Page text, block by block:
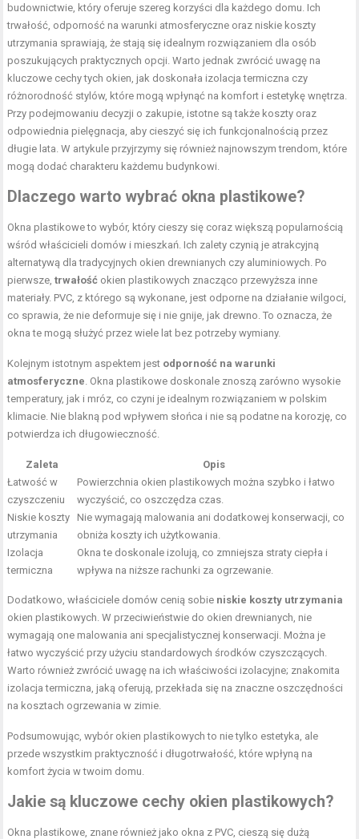
budownictwie, który oferuje szereg korzyści dla każdego domu. Ich
trwałość, odporność na warunki atmosferyczne oraz niskie koszty
utrzymania sprawiają, że stają się idealnym rozwiązaniem dla osób
poszukujących praktycznych opcji. Warto jednak zwrócić uwagę na
kluczowe cechy tych okien, jak doskonała izolacja termiczna czy
różnorodność stylów, które mogą wpłynąć na komfort i estetykę wnętrza.
Przy podejmowaniu decyzji o zakupie, istotne są także koszty oraz
odpowiednia pielęgnacja, aby cieszyć się ich funkcjonalnością przez
długie lata. W artykule przyjrzymy się również najnowszym trendom, które
mogą dodać charakteru każdemu budynkowi.
Dlaczego warto wybrać okna plastikowe?
Okna plastikowe to wybór, który cieszy się coraz większą popularnością
wśród właścicieli domów i mieszkań. Ich zalety czynią je atrakcyjną
alternatywą dla tradycyjnych okien drewnianych czy aluminiowych. Po
pierwsze,trwałość okien plastikowych znacząco przewyższa inne
materiały. PVC, z którego są wykonane, jest odporne na działanie wilgoci,
co sprawia, że nie deformuje się i nie gnije, jak drewno. To oznacza, że
okna te mogą służyć przez wiele lat bez potrzeby wymiany.
Kolejnym istotnym aspektem jest odporność na warunki
atmosferyczne . Okna plastikowe doskonale znoszą zarówno wysokie
temperatury, jak i mróz, co czyni je idealnym rozwiązaniem w polskim
klimacie. Nie blakną pod wpływem słońca i nie są podatne na korozję, co
potwierdza ich długowieczność.
Zaleta
Opis
Łatwość w
czyszczeniu
Powierzchnia okien plastikowych można szybko i łatwo
wyczyścić, co oszczędza czas.
Niskie koszty
utrzymania
Nie wymagają malowania ani dodatkowej konserwacji, co
obniża koszty ich użytkowania.
Izolacja
termiczna
Okna te doskonale izolują, co zmniejsza straty ciepła i
wpływa na niższe rachunki za ogrzewanie.
Dodatkowo, właściciele domów cenią sobie niskie koszty utrzymania
okien plastikowych. W przeciwieństwie do okien drewnianych, nie
wymagają one malowania ani specjalistycznej konserwacji. Można je
łatwo wyczyścić przy użyciu standardowych środków czyszczących.
Warto również zwrócić uwagę na ich właściwości izolacyjne; znakomita
izolacja termiczna, jaką oferują, przekłada się na znaczne oszczędności
na kosztach ogrzewania w zimie.
Podsumowując, wybór okien plastikowych to nie tylko estetyka, ale
przede wszystkim praktyczność i długotrwałość, które wpłyną na
komfort życia w twoim domu.
Jakie są kluczowe cechy okien plastikowych?
Okna plastikowe, znane również jako okna z PVC, cieszą się dużą